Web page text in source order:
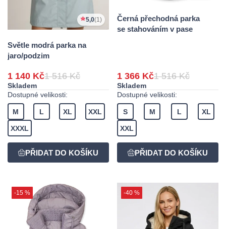
5,0(1)
Světle modrá parka na
jaro/podzim
1 140 Kč1 516 Kč
Skladem
Dostupné velikosti:
M L XL XXL
XXXL
Černá přechodná parka
se stahováním v pase
1 366 Kč1 516 Kč
Skladem
Dostupné velikosti:
S M L XL
XXL
-15 % -40 %